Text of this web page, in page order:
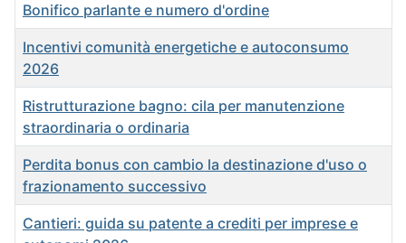
Bonifico parlante e numero d'ordine
Incentivi comunità energetiche e autoconsumo
2026
Ristrutturazione bagno: cila per manutenzione
straordinaria o ordinaria
Perdita bonus con cambio la destinazione d'uso o
frazionamento successivo
Cantieri: guida su patente a crediti per imprese e